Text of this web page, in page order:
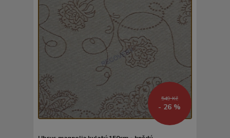
549 Kč
- 26 %